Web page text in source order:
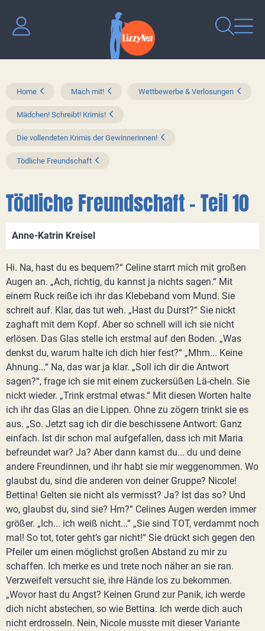
Home Mach mit! Wettbewerbe & Verlosungen
Mädchen! Schreibt! Krimis!
Die vollendeten Krimis der Gewinnerinnen!
Tödliche Freundschaft
Tödliche Freundschaft - Teil 10
Anne-Katrin Kreisel
Hi. Na, hast du es bequem?“ Celine starrt mich mit großen
Augen an. „Ach, richtig, du kannst ja nichts sagen.“ Mit
einem Ruck reiße ich ihr das Klebeband vom Mund. Sie
schreit auf. Klar, das tut weh. „Hast du Durst?“ Sie nickt
zaghaft mit dem Kopf. Aber so schnell will ich sie nicht
erlösen. Das Glas stelle ich erstmal auf den Boden. „Was
denkst du, warum halte ich dich hier fest?“ „Mhm... Keine
Ahnung...“ Na, das war ja klar. „Soll ich dir die Antwort
sagen?“, frage ich sie mit einem zuckersüßen Lä-cheln. Sie
nickt wieder. „Trink erstmal etwas.“ Mit diesen Worten halte
ich ihr das Glas an die Lippen. Ohne zu zögern trinkt sie es
aus. „So. Jetzt sag ich dir die beschissene Antwort: Ganz
einfach. Ist dir schon mal aufgefallen, dass ich mit Maria
befreundet war? Ja? Aber dann kamst du... du und deine
andere Freundinnen, und ihr habt sie mir weggenommen. Wo
glaubst du, sind die anderen von deiner Gruppe? Nicole!
Bettina! Gelten sie nicht als vermisst? Ja? Ist das so? Und
wo, glaubst du, sind sie? Hm?“ Celines Augen werden immer
größer. „Ich... ich weiß nicht...“ „Sie sind TOT, verdammt noch
mal! So tot, toter geht’s gar nicht!“ Sie drückt sich gegen den
Pfeiler um einen möglichst großen Abstand zu mir zu
schaffen. Ich merke es und trete noch näher an sie ran.
Verzweifelt versucht sie, ihre Hände los zu bekommen.
„Wovor hast du Angst? Keinen Grund zur Panik, ich werde
dich nicht abstechen, so wie Bettina. Ich werde dich auch
nicht erdrosseln. Nein, Nicole musste mit dieser Variante